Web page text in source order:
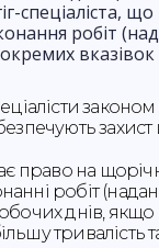
спеціаліста,
робіт
вказівок
право на
робіт
днів, якщо
тривалість